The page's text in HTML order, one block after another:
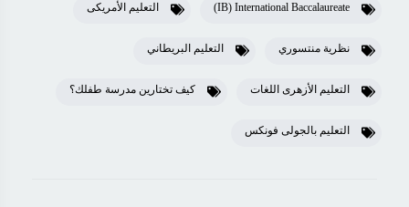
IB) International Baccalaureate) التعليم الأمريكى
نظرية منتسوري التعليم البريطاني
التعليم الأزهرى اللغات كيف تختارين مدرسة طفلك؟
التعليم بالجولى فونكس